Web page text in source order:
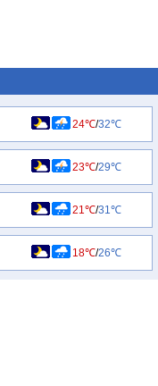
24℃/32℃
23℃/29℃
21℃/31℃
18℃/26℃